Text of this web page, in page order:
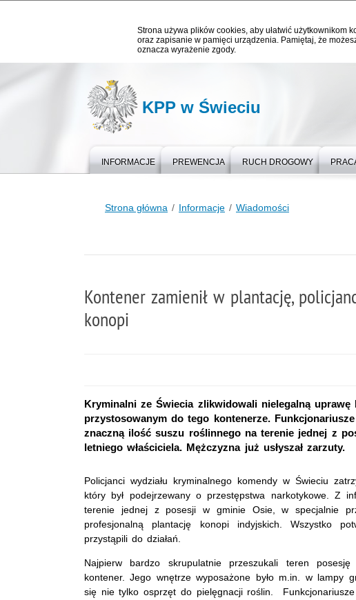
Strona używa plików cookies, aby ułatwić użytkownikom
oraz zapisanie w pamięci urządzenia. Pamiętaj, że
oznacza wyrażenie zgody.
KPP w Świeciu
INFORMACJE PREWENCJA RUCH DROGOWY
Strona główna Informacje Wiadomości
Kontener zamienił w plantację,
konopi
Kryminalni ze Świecia zlikwidowali nielegalną
przystosowanym do tego kontenerze.
znaczną ilość suszu roślinnego na terenie jednej z
letniego właściciela. Mężczyzna już usłyszał zarzuty.
Policjanci wydziału kryminalnego komendy w Świeciu
który był podejrzewany o przestępstwa narkotykowe. Z
terenie jednej z posesji w gminie Osie, w specjalnie
profesjonalną plantację konopi indyjskich. Wszystko
przystąpili do działań.
Najpierw bardzo skrupulatnie przeszukali teren
kontener. Jego wnętrze wyposażone było m.in. w lampy
się nie tylko osprzęt do pielęgnacji roślin.